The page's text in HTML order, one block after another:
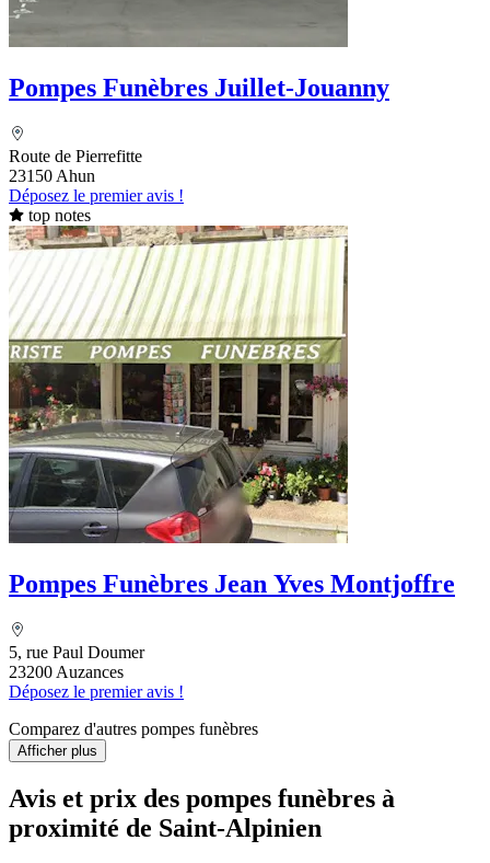
Pompes Funèbres Juillet-Jouanny
Route de Pierrefitte
23150 Ahun
Déposez le premier avis !
top notes
Pompes Funèbres Jean Yves Montjoffre
5, rue Paul Doumer
23200 Auzances
Déposez le premier avis !
Comparez d'autres pompes funèbres
Afficher plus
Avis et prix des pompes funèbres à
proximité de Saint-Alpinien